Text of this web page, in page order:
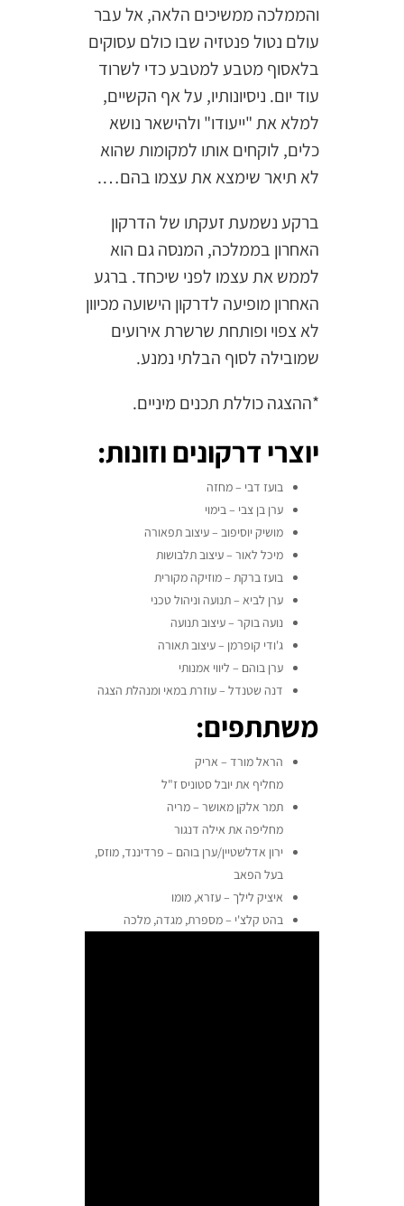
והממלכה ממשיכים הלאה, אל עבר
עולם נטול פנטזיה שבו כולם עסוקים
בלאסוף מטבע למטבע כדי לשרוד
עוד יום. ניסיונותיו, על אף הקשיים,
למלא את "ייעודו" ולהישאר נושא
כלים, לוקחים אותו למקומות שהוא
לא תיאר שימצא את עצמו בהם….
ברקע נשמעת זעקתו של הדרקון
האחרון בממלכה, המנסה גם הוא
לממש את עצמו לפני שיכחד. ברגע
האחרון מופיעה לדרקון הישועה מכיוון
לא צפוי ופותחת שרשרת אירועים
שמובילה לסוף הבלתי נמנע.
*ההצגה כוללת תכנים מיניים.
יוצרי דרקונים וזונות:
בועז דבי – מחזה
ערן בן צבי – בימוי
מושיק יוסיפוב – עיצוב תפאורה
מיכל לאור – עיצוב תלבושות
בועז ברקת – מוזיקה מקורית
ערן לביא – תנועה וניהול טכני
נועה בוקר – עיצוב תנועה
ג'ודי קופרמן – עיצוב תאורה
ערן בוהם – ליווי אמנותי
דנה שטנדל – עוזרת במאי ומנהלת הצגה
משתתפים:
הראל מורד – אריק
מחליף את יובל סטוניס ז"ל
תמר אלקן מאושר – מריה
מחליפה את אילה דנגור
ירון אדלשטיין/ערן בוהם – פרדיננד, מוזס,
בעל הפאב
איציק לילך – עזרא, מומו
בהט קלצ'י – מספרת, מגדה, מלכה